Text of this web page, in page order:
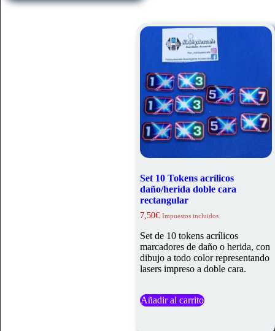
Set 10 Tokens acrílicos
daño/herida doble cara
rectangular
7,50€ Impuestos incluidos
Set de 10 tokens acrílicos
marcadores de daño o herida, con
dibujo a todo color representando
lasers impreso a doble cara.
Añadir al carrito